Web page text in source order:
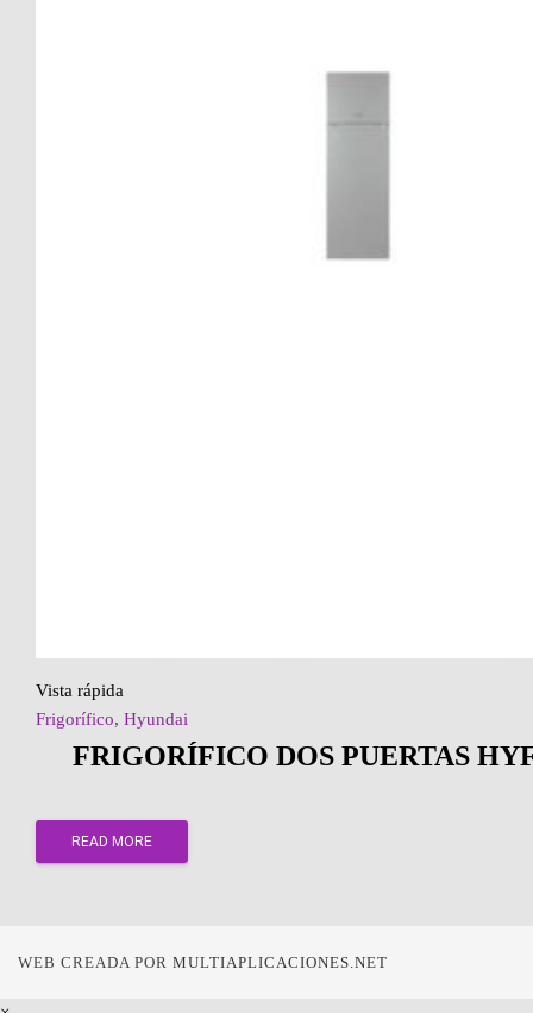
Vista rápida
Frigorífico, Hyundai
FRIGORÍFICO DOS PUERTAS
READ MORE
WEB CREADA POR MULTIAPLICACIONES.NET